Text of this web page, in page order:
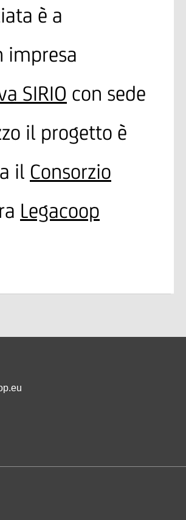
è a
impresa
SIRIO con sede
il progetto è
il Consorzio
Legacoop